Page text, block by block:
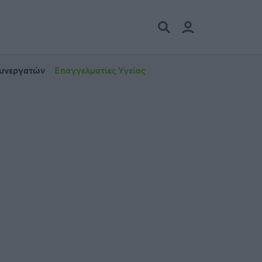
Επαγγελματίες Υγείας